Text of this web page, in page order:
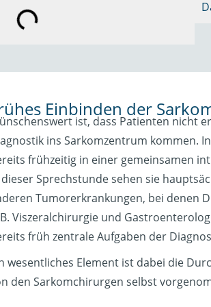
Einbinden der
ist, dass Patienten nicht
ins Sarkomzentrum kommen.
frühzeitig in einer gemeinsamen
Sprechstunde sehen sie
Tumorerkrankungen, bei denen
Viszeralchirurgie und
früh zentrale Aufgaben der
wesentliches Element ist dabei die
den Sarkomchirurgen selbst